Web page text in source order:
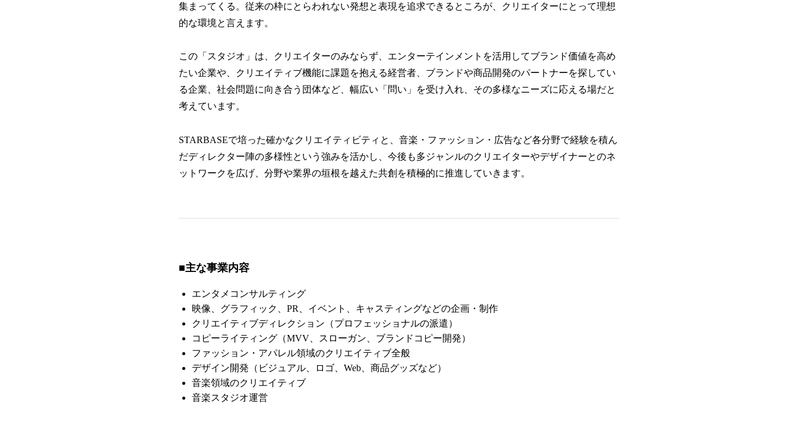
集まってくる。従来の枠にとらわれない発想と表現を追求できるところが、クリエイターにとって理想
的な環境と言えます。
この「スタジオ」は、クリエイターのみならず、エンターテインメントを活用してブランド価値を高め
たい企業や、クリエイティブ機能に課題を抱える経営者、ブランドや商品開発のパートナーを探してい
る企業、社会問題に向き合う団体など、幅広い「問い」を受け入れ、その多様なニーズに応える場だと
考えています。
STARBASEで培った確かなクリエイティビティと、音楽・ファッション・広告など各分野で経験を積ん
だディレクター陣の多様性という強みを活かし、今後も多ジャンルのクリエイターやデザイナーとのネ
ットワークを広げ、分野や業界の垣根を越えた共創を積極的に推進していきます。
■主な事業内容
エンタメコンサルティング
映像、グラフィック、PR、イベント、キャスティングなどの企画・制作
クリエイティブディレクション（プロフェッショナルの派遣）
コピーライティング（MVV、スローガン、ブランドコピー開発）
ファッション・アパレル領域のクリエイティブ全般
デザイン開発（ビジュアル、ロゴ、Web、商品グッズなど）
音楽領域のクリエイティブ
音楽スタジオ運営